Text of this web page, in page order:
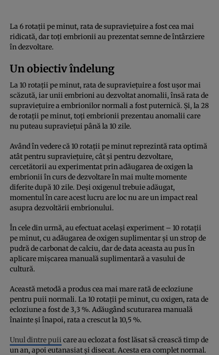
La 6 rotații pe minut, rata de supraviețuire a fost cea mai
ridicată, dar toți embrionii au prezentat semne de întârziere
în dezvoltare.
Un obiectiv îndelung
La 10 rotații pe minut, rata de supraviețuire a fost ușor mai
scăzută, iar unii embrioni au dezvoltat anomalii, însă rata de
supraviețuire a embrionilor normali a fost puternică. Și, la 28
de rotații pe minut, toți embrionii prezentau anomalii care
nu puteau supraviețui până la 10 zile.
Având în vedere că 10 rotații pe minut reprezintă rata optimă
atât pentru supraviețuire, cât și pentru dezvoltare,
cercetătorii au experimentat prin adăugarea de oxigen la
embrionii în curs de dezvoltare în mai multe momente
diferite după 10 zile. Deși oxigenul trebuie adăugat,
momentul în care acest lucru are loc nu are un impact real
asupra dezvoltării embrionului.
În cele din urmă, au efectuat același experiment – 10 rotații
pe minut, cu adăugarea de oxigen suplimentar și un strop de
pudră de carbonat de calciu, dar de data aceasta au pus în
aplicare mișcarea manuală suplimentară a vasului de
cultură.
Această metodă a produs cea mai mare rată de ecloziune
pentru puii normali. La 10 rotații pe minut, cu oxigen, rata de
ecloziune a fost de 3,3 %. Adăugând scuturarea manuală
înainte și înapoi, rata a crescut la 10,5 %.
Unul dintre puii care au eclozat a fost lăsat să crească timp de
un an, apoi eutanasiat și disecat. Acesta era complet normal.